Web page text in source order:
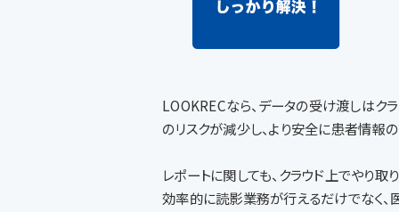
LOOKRECなら、データの受け渡しはク
のリスクが減少し、より安全に患者情報
レポートに関しても、クラウド上でやり
効率的に読影業務が行えるだけでなく、